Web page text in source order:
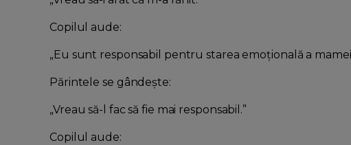
Copilul aude:
„Eu sunt responsabil pentru starea emoțională a
Părintele se gândește:
„Vreau să-l fac să fie mai responsabil.”
Copilul aude: